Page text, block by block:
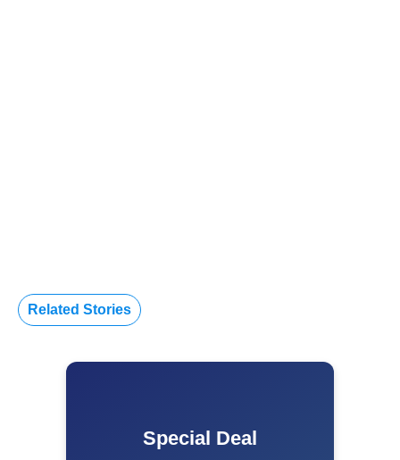
Related Stories
Special Deal